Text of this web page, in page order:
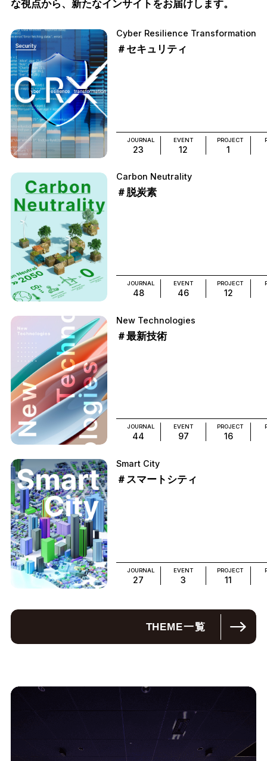
な視点から、新たなインサイトをお届けします。
Cyber Resilience Transformation
＃セキュリティ
JOURNAL
23
EVENT
12
PROJECT
1
Carbon Neutrality
＃脱炭素
JOURNAL
48
EVENT
46
PROJECT
12
New Technologies
＃最新技術
JOURNAL
44
EVENT
97
PROJECT
16
Smart City
＃スマートシティ
JOURNAL
27
EVENT
3
PROJECT
11
THEME一覧